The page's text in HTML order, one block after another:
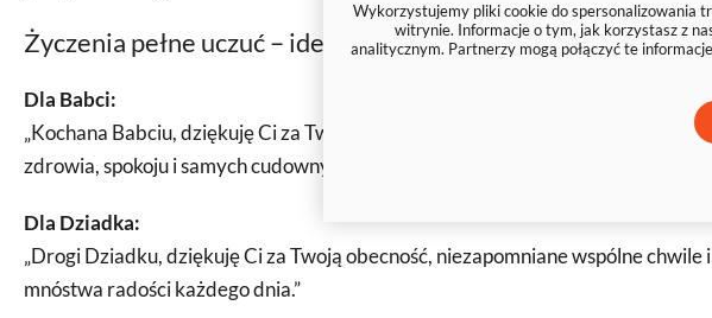
Życzenia pełne uczuć – idealne na kartkę okolicznościową
Dla Babci:
„Kochana Babciu, dziękuję Ci za Twoje opowieści, ciepło i mądre rady. Dzięki
zdrowia, spokoju i samych cudownych chwil u boku bliskich.”
Dla Dziadka:
„Drogi Dziadku, dziękuję Ci za Twoją obecność, niezapomniane wspólne
mnóstwa radości każdego dnia.”
Wykorzystujemy pliki cookie do spersonalizowania
witrynie. Informacje o tym, jak korzystasz z
analitycznym. Partnerzy mogą połączyć te